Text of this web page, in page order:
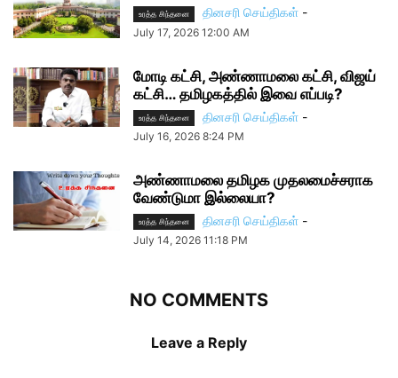
உரத்த சிந்தனை தினசரி செய்திகள் -
July 17, 2026 12:00 AM
மோடி கட்சி, அண்ணாமலை கட்சி, விஜய்
கட்சி… தமிழகத்தில் இவை எப்படி?
உரத்த சிந்தனை தினசரி செய்திகள் -
July 16, 2026 8:24 PM
அண்ணாமலை தமிழக முதலமைச்சராக
வேண்டுமா இல்லையா?
உரத்த சிந்தனை தினசரி செய்திகள் -
July 14, 2026 11:18 PM
NO COMMENTS
Leave a Reply